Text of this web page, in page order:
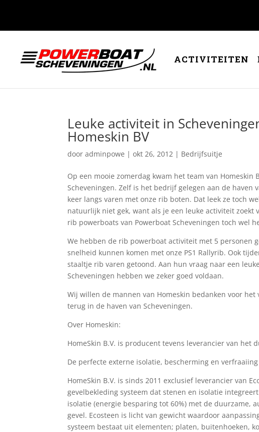
ACTIVITEITEN
Leuke activiteit in
Homeskin BV
dooradminpowe |okt 26, 2012 | Bedrijfsuitje
Op een mooie zomerdag kwam het team van
Scheveningen. Zelf is het bedrijf gelegen aan de haven
keer langs varen met onze rib boten. Dat leek ze toch
natuurlijk niet gek, want als je een leuke activiteit
rib powerboats van Powerboat Scheveningen toch wel
We hebben de rib powerboat activiteit met 5 personen
snelheid kunnen komen met onze PS1 Rallyrib. Ook
staaltje rib varen getoond. Aan hun vraag naar een
Scheveningen hebben we zeker goed voldaan.
Wij willen de mannen van Homeskin bedanken voor
terug in de haven van Scheveningen.
Over Homeskin:
HomeSkin B.V. is producent tevens leverancier van het
De perfecte externe isolatie, bescherming en
HomeSkin B.V. is sinds 2011 exclusief leverancier van
gevelbekleding systeem dat stenen en isolatie
isolatie (energie besparing tot 60%) met de duurzame,
gevel. Ecosteen is licht van gewicht waardoor
systeem bestaat uit elementen; platen, buitenhoeken,